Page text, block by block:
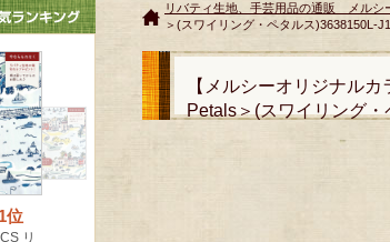
リバティ生地、手芸用品の通販 メルシ
＞(スワイリング・ペタルス)3638150L-
【メルシーオリジナル
Petals＞(スワイリング